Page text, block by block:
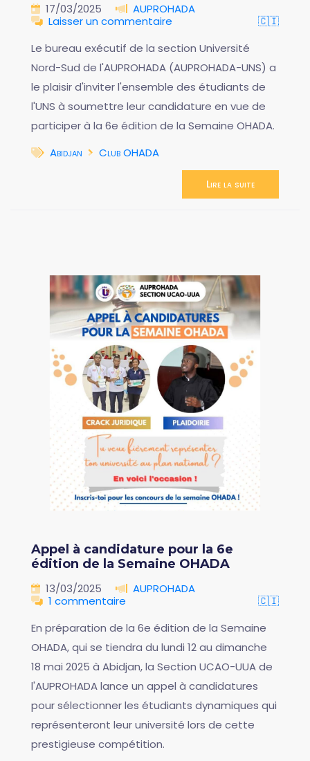
17/03/2025
AUPROHADA
Laisser un commentaire
🇨🇮
Le bureau exécutif de la section Université
Nord-Sud de l'AUPROHADA (AUPROHADA-UNS) a
le plaisir d'inviter l'ensemble des étudiants de
l'UNS à soumettre leur candidature en vue de
participer à la 6e édition de la Semaine OHADA.
Abidjan
Club OHADA
Lire la suite
Appel à candidature pour la 6e
édition de la Semaine OHADA
13/03/2025
AUPROHADA
1 commentaire
🇨🇮
En préparation de la 6e édition de la Semaine
OHADA, qui se tiendra du lundi 12 au dimanche
18 mai 2025 à Abidjan, la Section UCAO-UUA de
l'AUPROHADA lance un appel à candidatures
pour sélectionner les étudiants dynamiques qui
représenteront leur université lors de cette
prestigieuse compétition.